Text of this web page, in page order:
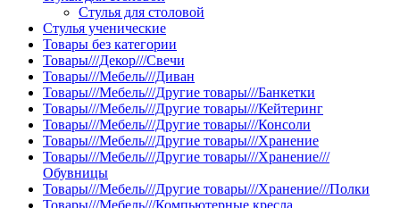
Стулья для столовой
Стулья ученические
Товары без категории
Товары///Декор///Свечи
Товары///Мебель///Диван
Товары///Мебель///Другие товары///Банкетки
Товары///Мебель///Другие товары///Кейтеринг
Товары///Мебель///Другие товары///Консоли
Товары///Мебель///Другие товары///Хранение
Товары///Мебель///Другие товары///Хранение///
Обувницы
Товары///Мебель///Другие товары///Хранение///Полки
Товары///Мебель///Компьютерные кресла